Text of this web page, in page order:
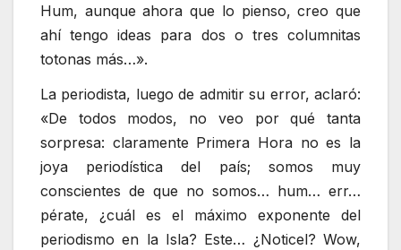
Hum, aunque ahora que lo pienso, creo que
ahí tengo ideas para dos o tres columnitas
totonas más…».
La periodista, luego de admitir su error, aclaró:
«De todos modos, no veo por qué tanta
sorpresa: claramente Primera Hora no es la
joya periodística del país; somos muy
conscientes de que no somos… hum… err…
pérate, ¿cuál es el máximo exponente del
periodismo en la Isla? Este… ¿Noticel? Wow,